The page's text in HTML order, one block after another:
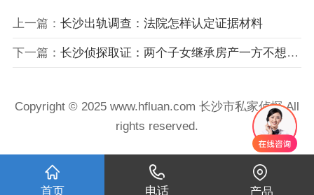
上一篇： 长沙出轨调查：法院怎样认定证据材料
下一篇： 长沙侦探取证：两个子女继承房产一方不想卖怎么办
Copyright © 2025 www.hfluan.com 长沙市私家侦探 All
rights reserved.
首页 电话 产品